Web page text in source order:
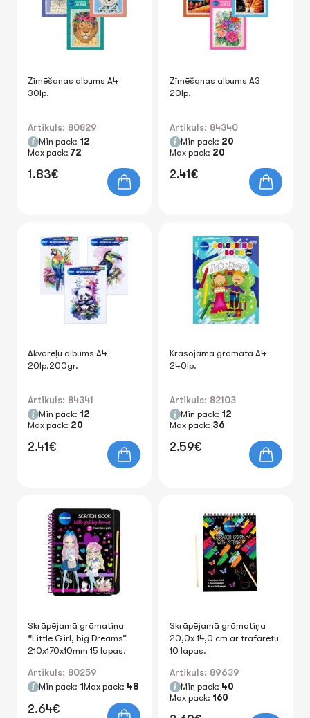
Zīmēšanas albums A4
30lp.
Artikuls: 80829
Min pack: 12
Max pack: 72
1.83€
Zīmēšanas albums A3
20lp.
Artikuls: 84340
Min pack: 20
Max pack: 20
2.41€
Akvareļu albums A4
20lp.200gr.
Artikuls: 84341
Min pack: 12
Max pack: 20
2.41€
Krāsojamā grāmata A4
240lp.
Artikuls: 82103
Min pack: 12
Max pack: 36
2.59€
Skrāpējamā grāmatiņa
“Little Girl, big Dreams”
210x170x10mm 15 lapas.
Artikuls: 80259
Min pack: 1Max pack: 48
2.64€
Skrāpējamā grāmatiņa
20,0x 14,0 cm ar trafaretu
10 lapas.
Artikuls: 89639
Min pack: 40
Max pack: 160